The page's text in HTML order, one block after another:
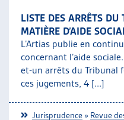
LISTE DES ARRÊTS
MATIÈRE D’AIDE
L’Artias publie en
concernant l’aide
et-un arrêts du Tribunal
ces jugements, 4 [...]
Jurisprudence » Revue